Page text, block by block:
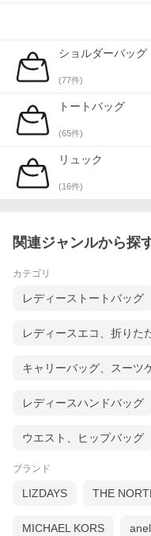
ショルダーバッグ
(77件)
トートバッグ
(65件)
リュック
(16件)
関連ジャンルから探
カテゴリ
レディーストートバッグ
レディースエコ、折りた
キャリーバッグ、スーツ
レディースハンドバッグ
ウエスト、ヒップバッグ
ブランド
LIZDAYS THE
MICHAEL KORS